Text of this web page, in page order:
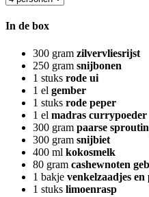
In de box
300 gram zilvervliesrijst
250 gram snijbonen
1 stuks rode ui
1 el gember
1 stuks rode peper
1 el madras currypoeder
300 gram paarse
300 gram snijbiet
400 ml kokosmelk
80 gram cashewnoten
1 bakje venkelzaadjes en
1 stuks limoenrasp